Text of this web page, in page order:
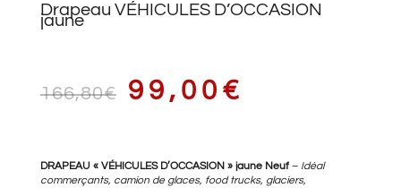
Drapeau VÉHICULES D’OCCASION
jaune
166,80€ LE
PRIX
99,00 €
PRIX
DRAPEAU « VÉHICULES D’OCCASION » jaune Neuf– Idéal
commerçants, camion de glaces, food trucks, glaciers,